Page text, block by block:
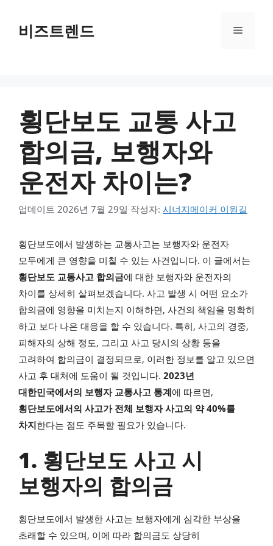
건너뛰기비즈트렌드 메뉴
횡단보도 교통 사고
합의금, 보행자와
운전자 차이는?
업데이트 2026년 7월 29일 작성자: 시너지메이커 이원길
횡단보도에서 발생하는 교통사고는 보행자와 운전자
모두에게 큰 영향을 미칠 수 있는 사건입니다. 이 글에서는
횡단보도 교통사고 합의금에 대한 보행자와 운전자의
차이를 상세히 살펴보겠습니다. 사고 발생 시 어떤 요소가
합의금에 영향을 미치는지 이해하면, 사건의 책임을 명확히
하고 보다 나은 대응을 할 수 있습니다. 특히, 사고의 경중,
피해자의 상해 정도, 그리고 사고 당시의 상황 등을
고려하여 합의금이 결정되므로, 이러한 정보를 알고 있으면
사고 후 대처에 도움이 될 것입니다. 2023년
대한민국에서의 보행자 교통사고 통계에 따르면,
횡단보도에서의 사고가 전체 보행자 사고의 약 40%를
차지한다는 점도 주목할 필요가 있습니다.
1. 횡단보도 사고 시
보행자의 합의금
횡단보도에서 발생한 사고는 보행자에게 심각한 부상을
초래할 수 있으며, 이에 따라 합의금도 상당히